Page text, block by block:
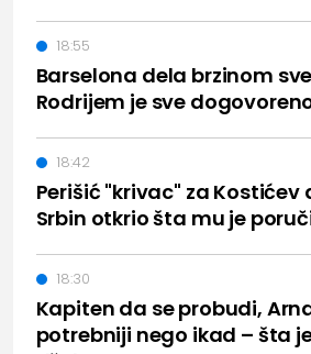
Barselona dela brzinom
Rodrijem je sve
18:55
Perišić "krivac" za Kostićev
Srbin otkrio šta mu je
18:42
Kapiten da se probudi,
potrebniji nego ikad – šta
18:30